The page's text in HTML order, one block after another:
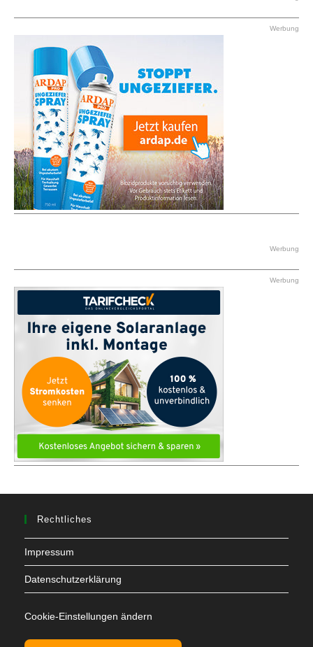
Werbung
Werbung
Werbung
Rechtliches
Impressum
Datenschutzerklärung
Cookie-Einstellungen ändern